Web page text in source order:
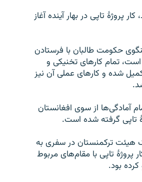
رادیو اروپای آزاد
پروژۀ تاپی در بهار آینده آغاز
حکومت طالبان با فرستادن
تمام کارهای تخنیکی و
شده و کارهای عملی آن نیز
آمادگی‌ها از سوی افغانستان
تاپی گرفته شده است.
ترکمنستان در سفری به
پروژۀ تاپی با مقام‌های مربوط
بود.